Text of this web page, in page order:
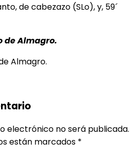
de cabezazo (SLo), y, 59´
de Almagro.
Almagro.
electrónico no será publicada.
están marcados *